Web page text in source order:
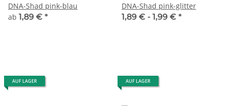
DNA-Shad pink-blau
ab 1,89 € *
DNA-Shad pink-glitter
1,89 € - 1,99 € *
AUF LAGER AUF LAGER